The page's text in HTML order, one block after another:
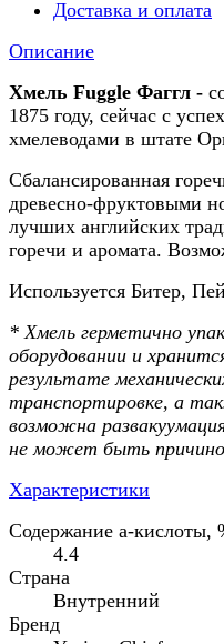
Доставка и оплата
Описание
Хмель Fuggle Фаггл -
1875 году, сейчас с
хмелеводами в штате
Сбалансированная
древесно-фруктовыми
лучших английских
горечи и аромата.
Используется Битер,
* Хмель герметично
оборудовании и
результате
транспортировке, а
возможна
не может быть
Характеристики
Содержание а-кислоты,
4.4
Страна
Внутренний
Бренд